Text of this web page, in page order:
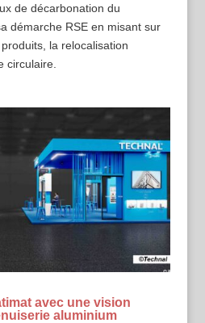
de décarbonation du
démarche RSE en misant sur
la relocalisation
circulaire.
avec une vision
aluminium